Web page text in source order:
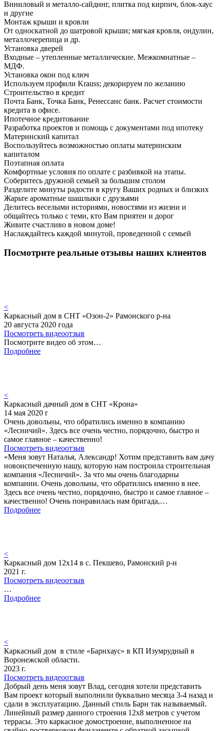
Виниловый и металло-сайдинг, плитка под кирпич, блок-хаус
и другие
Монтаж крыши и кровли
От односкатной до шатровой крыши; мягкая кровля, ондулин,
металлочерепица и др.
Установка дверей
Входные – утепленные металлические. Межкомнатные –
МДФ.
Установка окон под ключ
Используем профили Krauss; декорируем по желанию
Строительство в кредит
Почта Банк, Точка Банк, Ренессанс банк. Расчет стоимости
кредита в офисе.
Ипотечное кредитование
Разработка проектов и помощь с документами под ипотеку
Материнский капитал
Воспользуйтесь возможностью оплаты материнским
капиталом
Поэтапная оплата
Комфортные условия по оплате с разбивкой на этапы.
Соберитесь дружной семьей за большим столом
Разделите минуты радости в кругу Ваших родных и близких
Жарьте ароматные шашлыки с друзьями
Делитесь веселыми историями, новостями из жизни и
общайтесь только с теми, кто Вам приятен и дорог
Живите счастливо в новом доме!
Наслаждайтесь каждой минутой, проведенной с семьей
Посмотрите реальные отзывы наших клиентов
<
Каркасный дом в СНТ «Озон-2» Рамонского р-на
20 августа 2020 года
Посмотреть видеоотзыв
Посмотрите видео об этом…
Подробнее
<
Каркасный дачный дом в СНТ «Крона»
14 мая 2020 г
Очень довольны, что обратились именно в компанию
«Лесничий». Здесь все очень честно, порядочно, быстро и
самое главное – качественно!
Посмотреть видеоотзыв
«Меня зовут Наталья, Александр! Хотим представить вам дачу
новоиспеченную нашу, которую нам построила строительная
компания «Лесничий». За что мы очень благодарны
компании. Очень довольны, что обратились именно в нее.
Здесь все очень честно, порядочно, быстро и самое главное –
качественно! Очень понравилась нам бригада,…
Подробнее
<
Каркасный дом 12х14 в с. Пекшево, Рамонский р-н
2021 г.
Посмотреть видеоотзыв
…
Подробнее
<
Каркасный дом в стиле «Барнхаус» в КП Изумрудный в
Воронежской области.
2023 г.
Посмотреть видеоотзыв
Добрый день меня зовут Влад, сегодня хотели представить
Вам проект который выполнили буквально месяца 3-4 назад и
сдали в эксплуатацию. Данный стиль Барн так называемый.
Линейный размер данного строения 12х8 метров с учетом
террасы. Это каркасное домостроение, выполненное на